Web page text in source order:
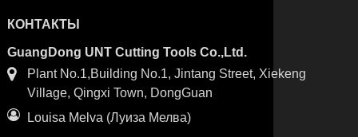
КОНТАКТЫ
GuangDong UNT Cutting Tools Co.,Ltd.
Plant No.1,Building No.1, Jintang Street, Xiekeng
Village, Qingxi Town, DongGuan
Louisa Melva (Луиза Мелва)